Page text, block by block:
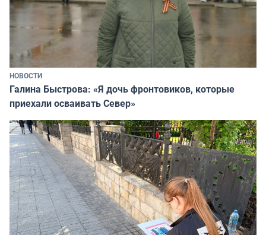
НОВОСТИ
Галина Быстрова: «Я дочь фронтовиков, которые
приехали осваивать Север»